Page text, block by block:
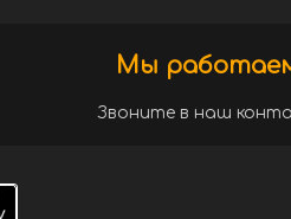
Мы
Звоните в наш